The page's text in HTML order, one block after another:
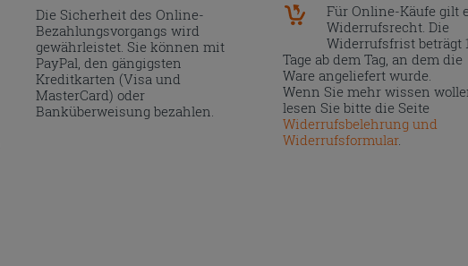
Die Sicherheit des Online-
Bezahlungsvorgangs wird
gewährleistet. Sie können mit
PayPal, den gängigsten
Kreditkarten (Visa und
MasterCard) oder
Banküberweisung bezahlen.
Für Online-Käufe gilt
Widerrufsrecht. Die
Widerrufsfrist beträgt
Tage ab dem Tag, an dem die
Ware angeliefert wurde.
Wenn Sie mehr wissen
lesen Sie bitte die Seite
Widerrufsbelehrung und
Widerrufsformular.